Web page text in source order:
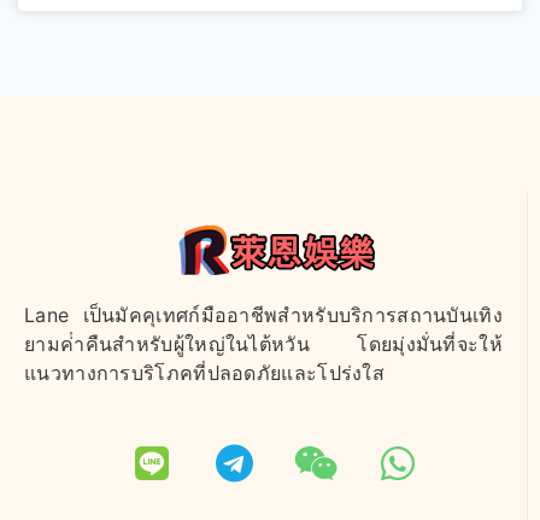
Lane เป็นมัคคุเทศก์มืออาชีพสําหรับบริการสถานบันเทิง
ยามค่ําคืนสําหรับผู้ใหญ่ในไต้หวัน โดยมุ่งมั่นที่จะให้
แนวทางการบริโภคที่ปลอดภัยและโปร่งใส